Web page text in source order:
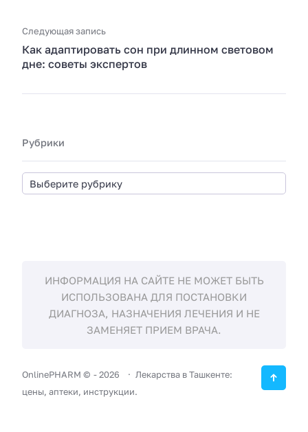
Следующая запись
Как адаптировать сон при длинном световом
дне: советы экспертов
Рубрики
ИНФОРМАЦИЯ НА САЙТЕ НЕ МОЖЕТ БЫТЬ
ИСПОЛЬЗОВАНА ДЛЯ ПОСТАНОВКИ
ДИАГНОЗА, НАЗНАЧЕНИЯ ЛЕЧЕНИЯ И НЕ
ЗАМЕНЯЕТ ПРИЕМ ВРАЧА.
OnlinePHARM © -2026
Лекарства в Ташкенте:
цены, аптеки, инструкции.